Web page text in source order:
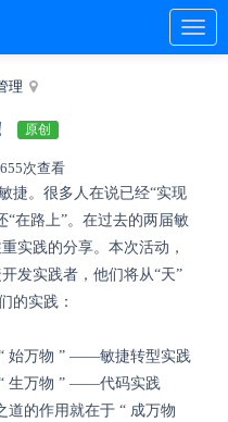
理
原创
次查看
捷。很多人在说已经“实现
“在路上”。在过去的两届敏
实践的分享。本次活动，
发实践者，他们将从“天”
的实践：
始万物 ” ——敏捷转型实践
生万物 ” ——代码实践
道的作用就在于 “ 成万物